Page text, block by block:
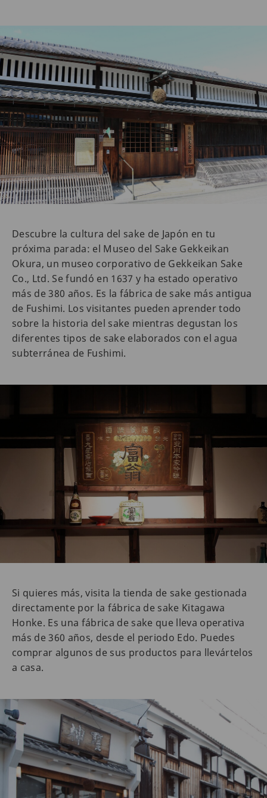
Descubre la cultura del sake de Japón en tu
próxima parada: el Museo del Sake Gekkeikan
Okura, un museo corporativo de Gekkeikan Sake
Co., Ltd. Se fundó en 1637 y ha estado operativo
más de 380 años. Es la fábrica de sake más antigua
de Fushimi. Los visitantes pueden aprender todo
sobre la historia del sake mientras degustan los
diferentes tipos de sake elaborados con el agua
subterránea de Fushimi.
Si quieres más, visita la tienda de sake gestionada
directamente por la fábrica de sake Kitagawa
Honke. Es una fábrica de sake que lleva operativa
más de 360 años, desde el periodo Edo. Puedes
comprar algunos de sus productos para llevártelos
a casa.